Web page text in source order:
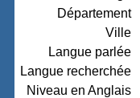
Département
Ville
Langue parlée
Langue recherchée
Niveau en Anglais